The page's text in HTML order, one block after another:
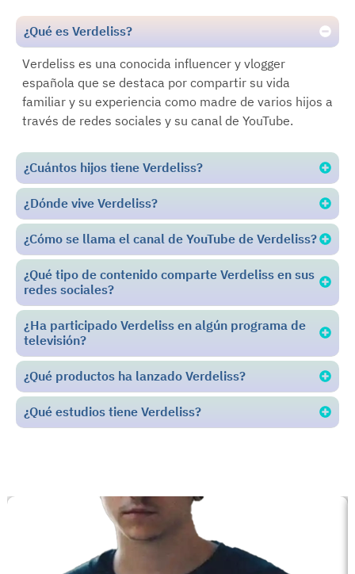
¿Qué es Verdeliss?
Verdeliss es una conocida influencer y vlogger
española que se destaca por compartir su vida
familiar y su experiencia como madre de varios hijos a
través de redes sociales y su canal de YouTube.
¿Cuántos hijos tiene Verdeliss?
¿Dónde vive Verdeliss?
¿Cómo se llama el canal de YouTube de Verdeliss?
¿Qué tipo de contenido comparte Verdeliss en sus
redes sociales?
¿Ha participado Verdeliss en algún programa de
televisión?
¿Qué productos ha lanzado Verdeliss?
¿Qué estudios tiene Verdeliss?